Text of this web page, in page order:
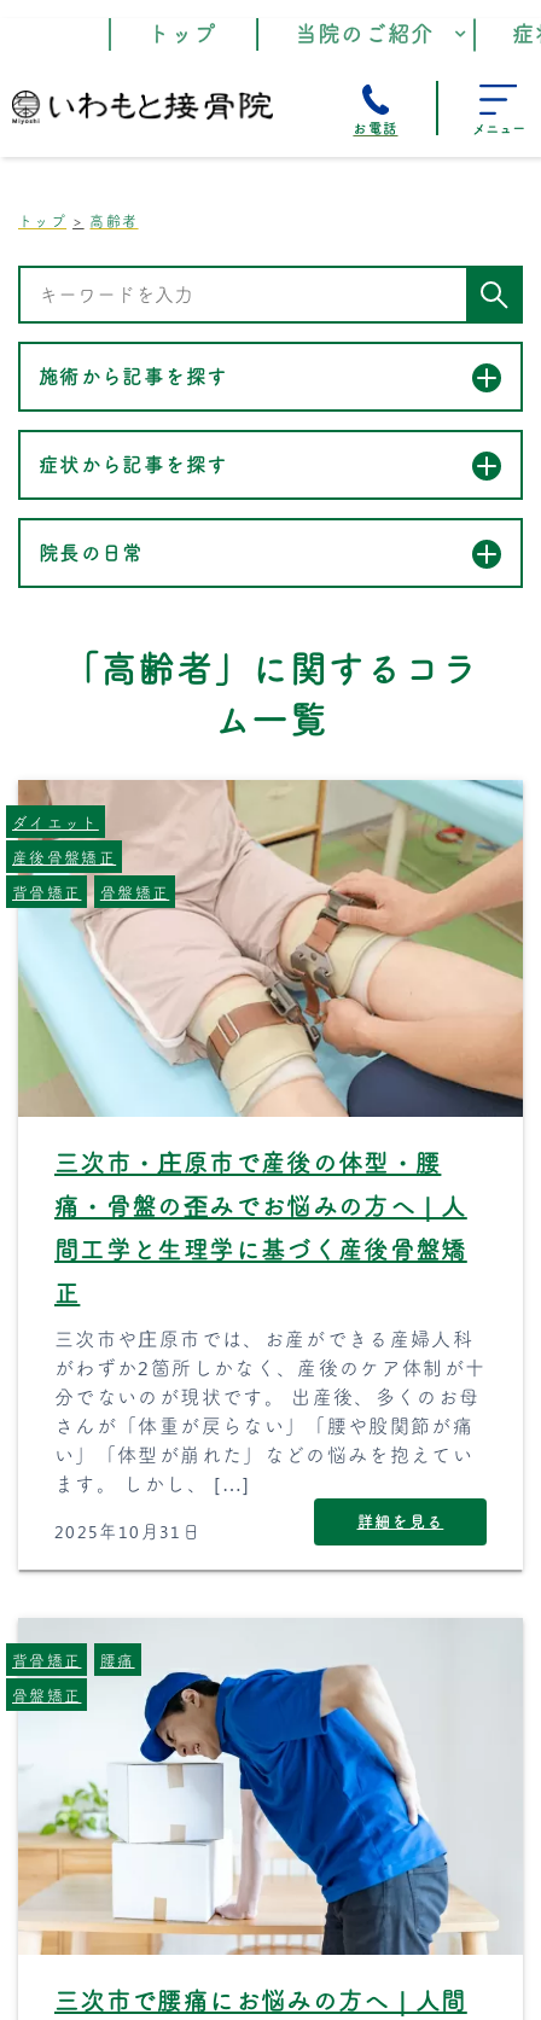
トップ 当院のご紹介
お電話 メニュー
トップ 高齢者
施術から記事を探す
症状から記事を探す
院長の日常
「高齢者」に関するコラ
ム一覧
三次市・庄原市で産後の体型・腰
痛・骨盤の歪みでお悩みの方へ｜人
間工学と生理学に基づく産後骨盤矯
正
三次市や庄原市では、お産ができる産婦人科
がわずか2箇所しかなく、産後のケア体制が十
分でないのが現状です。 出産後、多くのお母
さんが「体重が戻らない」「腰や股関節が痛
い」「体型が崩れた」などの悩みを抱えてい
ます。 しかし、 […]
2025年10月31日 詳細を見る
ダイエット
産後骨盤矯正
背骨矯正
骨盤矯正
三次市で腰痛にお悩みの方へ｜人間
背骨矯正
腰痛
骨盤矯正